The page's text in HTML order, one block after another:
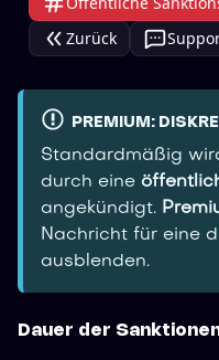
Zurück
PREMIUM:
Standardmäßig
durch eine
angekündigt.
Nachricht für eine
ausblenden.
Dauer der